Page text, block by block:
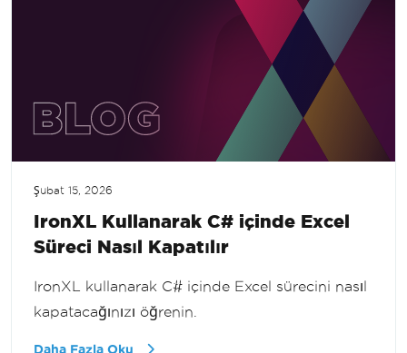
Şubat 15, 2026
IronXL Kullanarak C# içinde Excel
Süreci Nasıl Kapatılır
IronXL kullanarak C# içinde Excel sürecini nasıl
kapatacağınızı öğrenin.
Daha Fazla Oku